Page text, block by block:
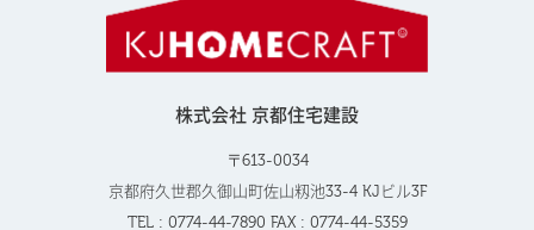
株式会社 京都住宅建設
〒613-0034
京都府久世郡久御山町佐山籾池33-4 KJビル3F
TEL : 0774-44-7890 FAX : 0774-44-5359